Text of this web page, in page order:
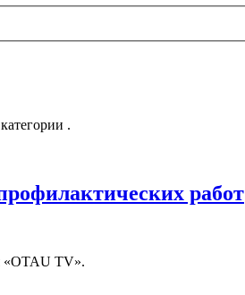
.
работ
«OTAU TV».